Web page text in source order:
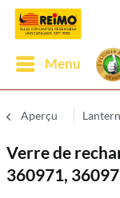
Menu
Aperçu
Verre de
360971,